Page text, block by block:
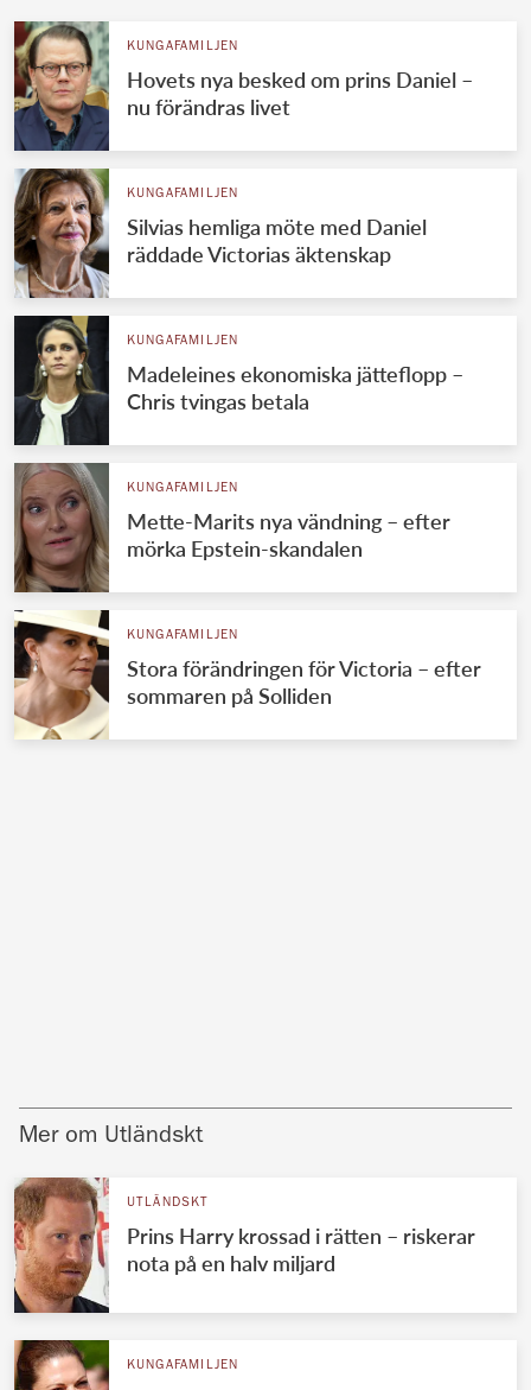
KUNGAFAMILJEN
Hovets nya besked om prins Daniel –
nu förändras livet
KUNGAFAMILJEN
Silvias hemliga möte med Daniel
räddade Victorias äktenskap
KUNGAFAMILJEN
Madeleines ekonomiska jätteflopp –
Chris tvingas betala
KUNGAFAMILJEN
Mette-Marits nya vändning – efter
mörka Epstein-skandalen
KUNGAFAMILJEN
Stora förändringen för Victoria – efter
sommaren på Solliden
Mer om Utländskt
UTLÄNDSKT
Prins Harry krossad i rätten – riskerar
nota på en halv miljard
KUNGAFAMILJEN